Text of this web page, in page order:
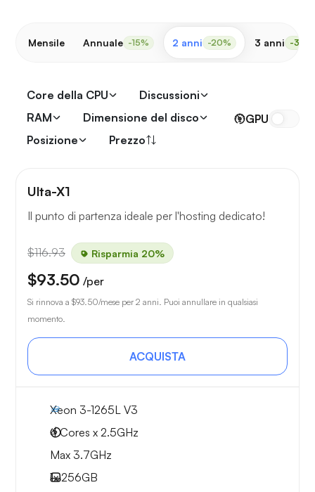
Mensile Annuale -15% 2 anni -20% 3 anni -30%
Core della CPU
Discussioni
RAM
Dimensione del disco
Posizione
Prezzo
GPU
Ulta-X1
Il punto di partenza ideale per l'hosting dedicato!
$116.93 Risparmia 20%
$93.50 /per
Si rinnova a $93.50/mese per 2 anni. Puoi annullare in qualsiasi
momento.
ACQUISTA
Xeon 3-1265L V3
4 Cores x 2.5GHz
Max 3.7GHz
1x256GB